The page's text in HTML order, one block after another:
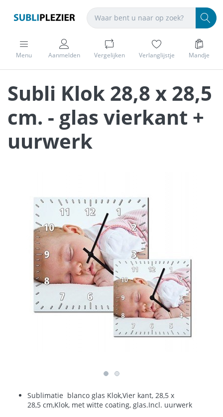
Menu Aanmelden Vergelijken Verlanglijstje Mandje
Subli Klok 28,8 x 28,5
cm. - glas vierkant +
uurwerk
Sublimatie blanco glas Klok,Vier kant, 28,5 x
28,5 cm,Klok, met witte coating, glas.Incl. uurwerk